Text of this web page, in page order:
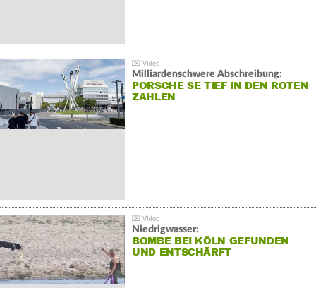
Milliardenschwere Abschreibung:
PORSCHE SE TIEF IN DEN ROTEN
ZAHLEN
Niedrigwasser:
BOMBE BEI KÖLN GEFUNDEN
UND ENTSCHÄRFT